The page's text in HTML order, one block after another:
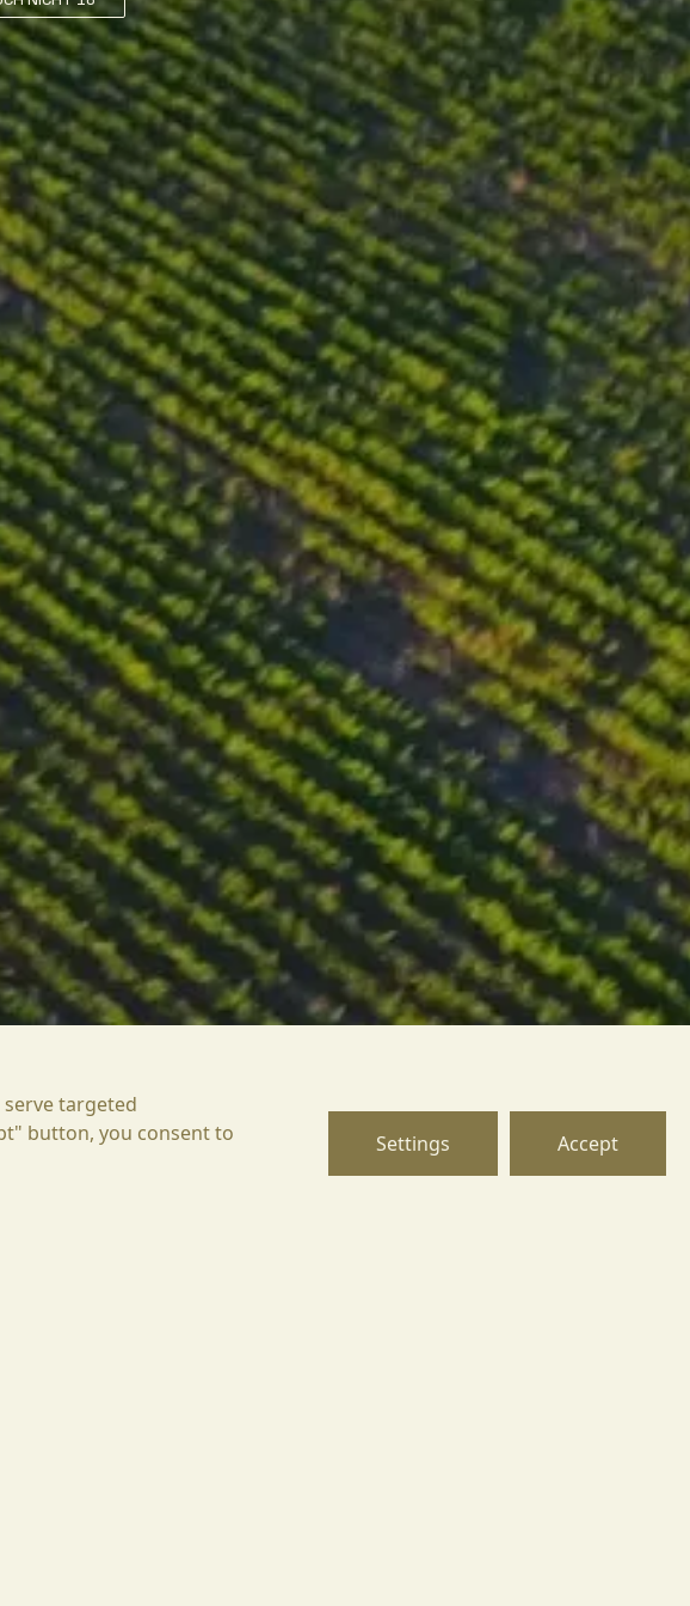
Fässern gereift. Darauf folgt eine zusätzliche
mit Aromen von Minzlikör, Kakao, Rotpfeffer-
Körper mit reifen, samtigen Tanninen und endet in
Nuancen.
Käse. Er kann jedoch auch solo genossen werden.
targeted
button, you consent to
Settings Accept